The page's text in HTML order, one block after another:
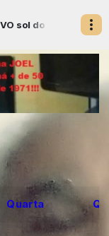
sol do meio dia!!!
Quarta